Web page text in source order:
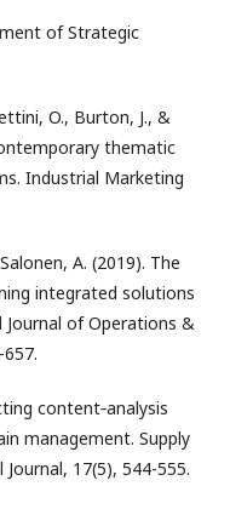
of Strategic
O., Burton, J., &
thematic
Industrial Marketing
A. (2019). The
integrated solutions
of Operations &
content‐analysis
management. Supply
17(5), 544-555.